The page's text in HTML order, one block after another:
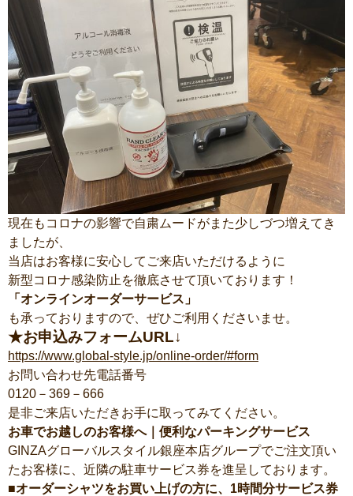
現在もコロナの影響で自粛ムードがまた少しづつ増えてき
ましたが、
当店はお客様に安心してご来店いただけるように
新型コロナ感染防止を徹底させて頂いております！
「オンラインオーダーサービス」
も承っておりますので、ぜひご利用くださいませ。
★お申込みフォームURL↓
https://www.global-style.jp/online-order/#form
お問い合わせ先電話番号
0120－369－666
是非ご来店いただきお手に取ってみてください。
お車でお越しのお客様へ｜便利なパーキングサービス
GINZAグローバルスタイル銀座本店グループでご注文頂い
たお客様に、近隣の駐車サービス券を進呈しております。
■オーダーシャツをお買い上げの方に、1時間分サービス券